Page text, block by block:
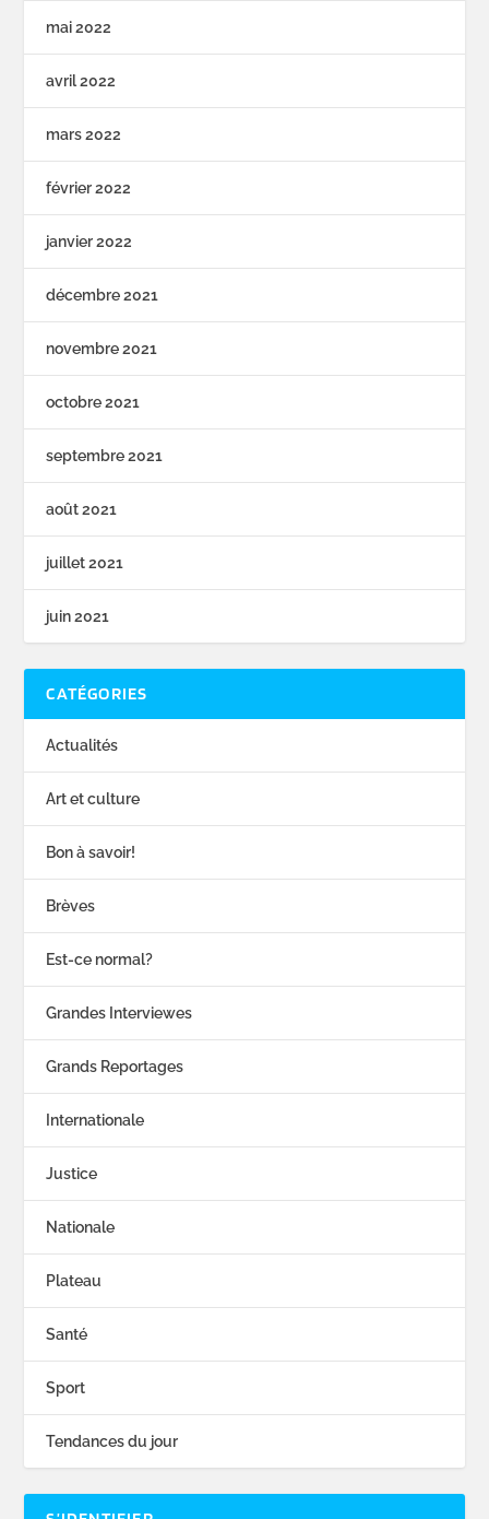
mai 2022
avril 2022
mars 2022
février 2022
janvier 2022
décembre 2021
novembre 2021
octobre 2021
septembre 2021
août 2021
juillet 2021
juin 2021
CATÉGORIES
Actualités
Art et culture
Bon à savoir!
Brèves
Est-ce normal?
Grandes Interviewes
Grands Reportages
Internationale
Justice
Nationale
Plateau
Santé
Sport
Tendances du jour